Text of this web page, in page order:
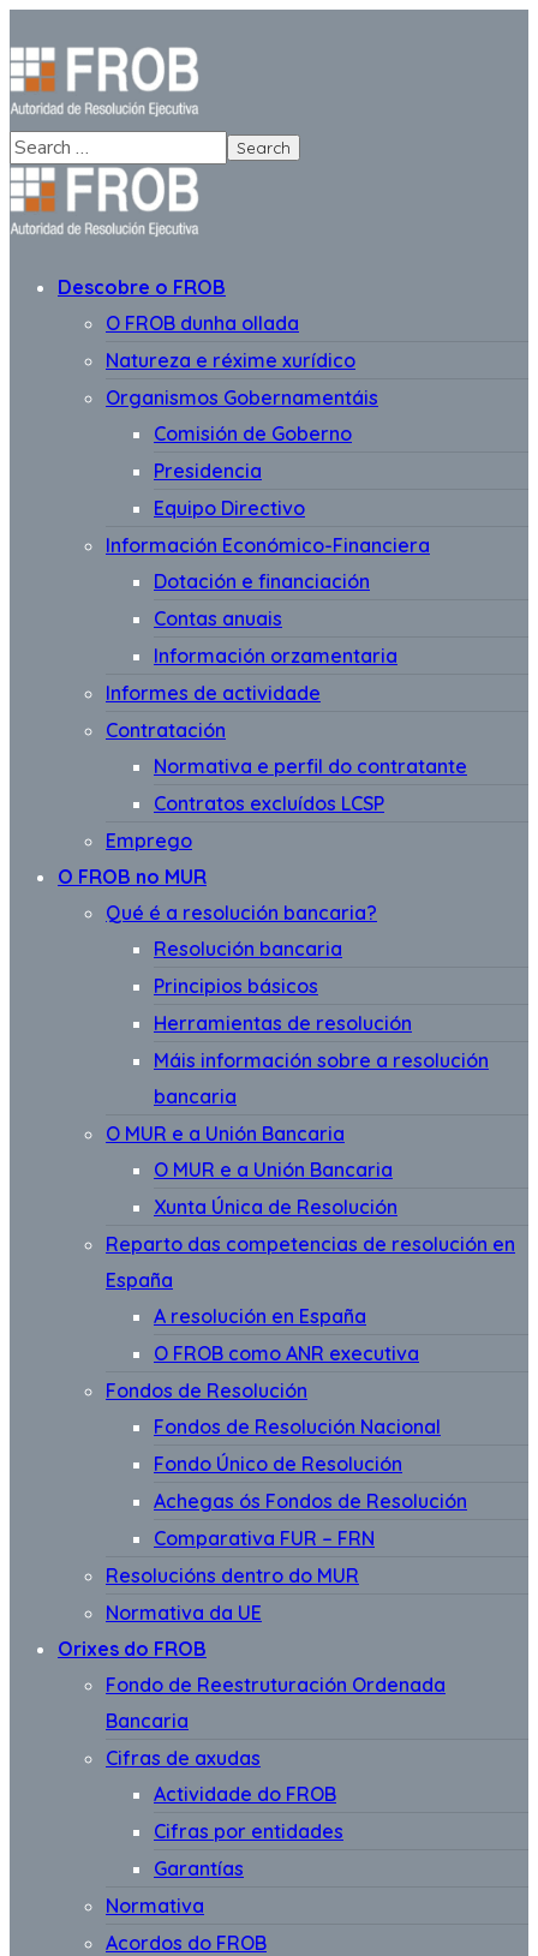
Descobre o FROB
O FROB dunha ollada
Natureza e réxime xurídico
Organismos Gobernamentáis
Comisión de Goberno
Presidencia
Equipo Directivo
Información Económico-Financiera
Dotación e financiación
Contas anuais
Información orzamentaria
Informes de actividade
Contratación
Normativa e perfil do contratante
Contratos excluídos LCSP
Emprego
O FROB no MUR
Qué é a resolución bancaria?
Resolución bancaria
Principios básicos
Herramientas de resolución
Máis información sobre a resolución
bancaria
O MUR e a Unión Bancaria
O MUR e a Unión Bancaria
Xunta Única de Resolución
Reparto das competencias de resolución en
España
A resolución en España
O FROB como ANR executiva
Fondos de Resolución
Fondos de Resolución Nacional
Fondo Único de Resolución
Achegas ós Fondos de Resolución
Comparativa FUR – FRN
Resolucións dentro do MUR
Normativa da UE
Orixes do FROB
Fondo de Reestruturación Ordenada
Bancaria
Cifras de axudas
Actividade do FROB
Cifras por entidades
Garantías
Normativa
Acordos do FROB